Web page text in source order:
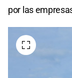
por las